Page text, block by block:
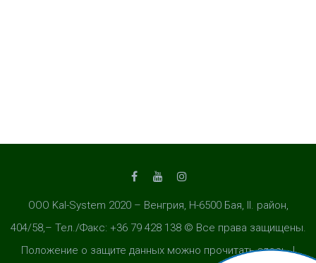
ООО Kal-System 2020 – Венгрия, H-6500 Бая, II. район,
404/58,– Тел./Факс: +36 79 428 138 © Все права защищены.
Положение о защите данных можно прочитать здесь. |